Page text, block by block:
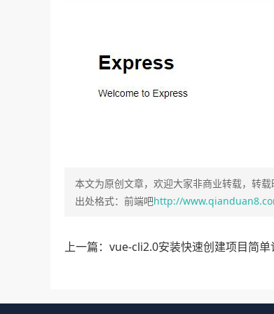
本文为原创文章，欢迎大家非商业转载，转
出处格式：前端吧http://
上一篇：vue-cli2.0安装快速创建项目简单